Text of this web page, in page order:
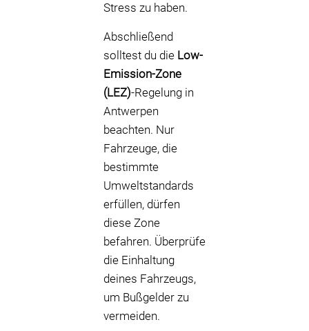
Stress zu haben.
Abschließend
solltest du die Low-
Emission-Zone
(LEZ)-Regelung in
Antwerpen
beachten. Nur
Fahrzeuge, die
bestimmte
Umweltstandards
erfüllen, dürfen
diese Zone
befahren. Überprüfe
die Einhaltung
deines Fahrzeugs,
um Bußgelder zu
vermeiden.